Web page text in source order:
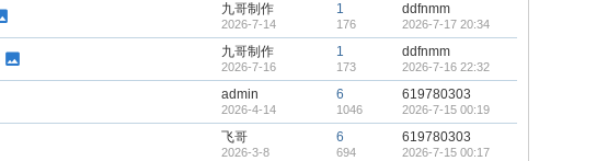
九哥制作
2026-7-14
1
176
ddfnmm
2026-7-17 20:34
九哥制作
2026-7-16
1
173
ddfnmm
2026-7-16 22:32
admin
2026-4-14
6
1046
619780303
2026-7-15 00:19
飞哥
2026-3-8
6
694
619780303
2026-7-15 00:17